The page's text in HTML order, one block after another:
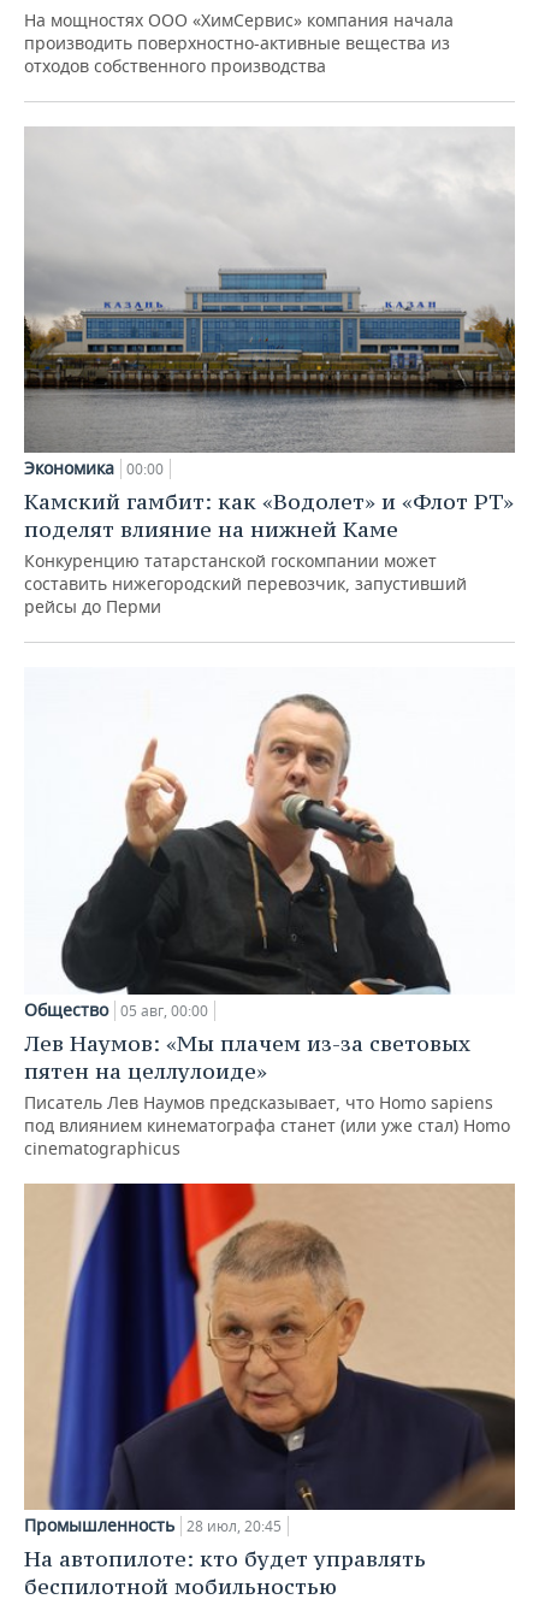
На мощностях ООО «ХимСервис» компания начала
производить поверхностно-активные вещества из
отходов собственного производства
Экономика 00:00
Камский гамбит: как «Водолет» и «Флот РТ»
поделят влияние на нижней Каме
Конкуренцию татарстанской госкомпании может
составить нижегородский перевозчик, запустивший
рейсы до Перми
Общество 05 авг, 00:00
Лев Наумов: «Мы плачем из-за световых
пятен на целлулоиде»
Писатель Лев Наумов предсказывает, что Homo sapiens
под влиянием кинематографа станет (или уже стал) Homo
cinematographicus
Промышленность 28 июл, 20:45
На автопилоте: кто будет управлять
беспилотной мобильностью